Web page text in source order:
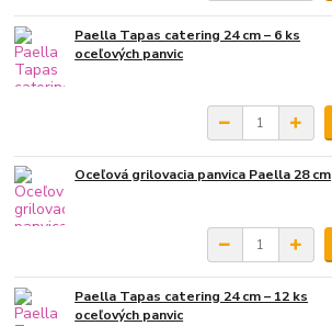
Paella Tapas catering 24 cm – 6 ks
oceľových panvic
Oceľová grilovacia panvica Paella 28 cm
Paella Tapas catering 24 cm – 12 ks
oceľových panvic